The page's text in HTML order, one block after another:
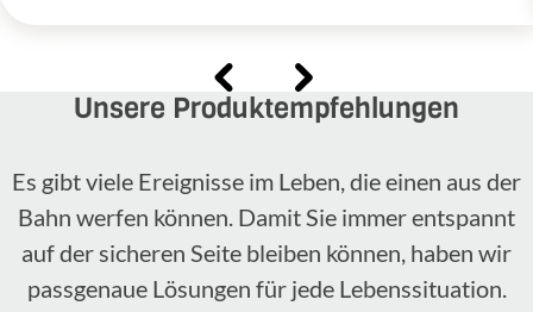
Unsere Produktempfehlungen
Es gibt viele Ereignisse im Leben, die einen aus der
Bahn werfen können. Damit Sie immer entspannt
auf der sicheren Seite bleiben können, haben wir
passgenaue Lösungen für jede Lebenssituation.